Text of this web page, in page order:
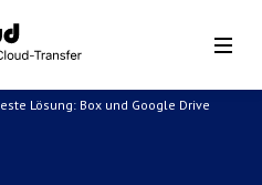
Lösung: Box und Google Drive